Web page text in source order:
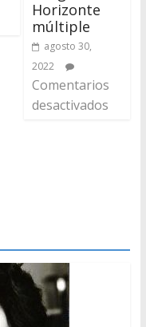
Horizonte
múltiple
agosto 30,
2022
Comentarios
desactivados